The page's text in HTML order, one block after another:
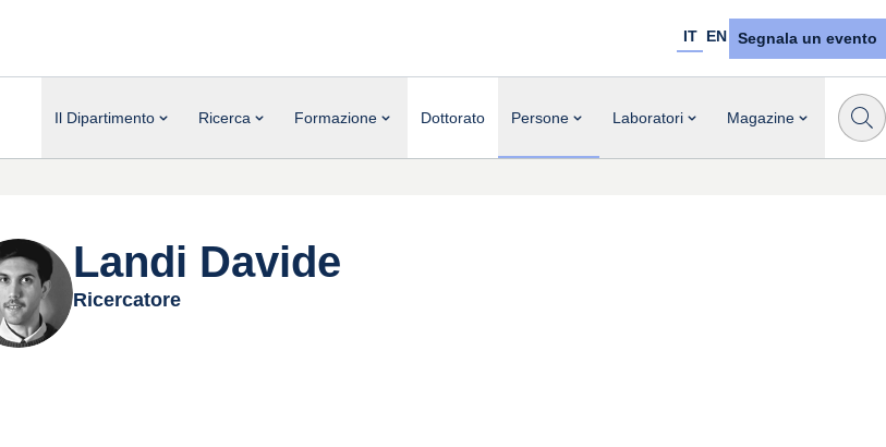
IT EN Segnala un evento
Il Dipartimento Ricerca Formazione Dottorato Persone Laboratori Magazine
Landi Davide
Ricercatore